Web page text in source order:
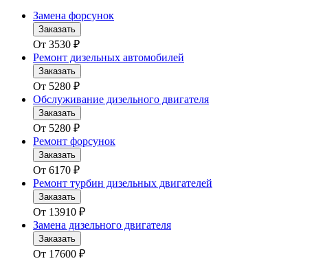
Замена форсунок
Заказать
От 3530 ₽
Ремонт дизельных автомобилей
Заказать
От 5280 ₽
Обслуживание дизельного двигателя
Заказать
От 5280 ₽
Ремонт форсунок
Заказать
От 6170 ₽
Ремонт турбин дизельных двигателей
Заказать
От 13910 ₽
Замена дизельного двигателя
Заказать
От 17600 ₽